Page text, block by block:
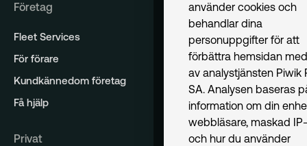
Företag
Fleet Services
För förare
Kundkännedom företag
Få hjälp
Privat
använder cookies och
behandlar dina
personuppgifter för att
förbättra hemsidan
av analystjänsten Piwik
SA. Analysen baseras
information om din
webbläsare, maskad
och hur du använder